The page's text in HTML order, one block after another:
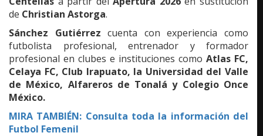
de Christian Astorga.
Sánchez Gutiérrez cuenta con experiencia como
futbolista profesional, entrenador y formador
profesional en clubes e instituciones como Atlas FC,
Celaya FC, Club Irapuato, la Universidad del Valle
de México, Alfareros de Tonalá y Colegio Once
México.
MIRA TAMBIÉN: Consulta toda la información del
Futbol Femenil